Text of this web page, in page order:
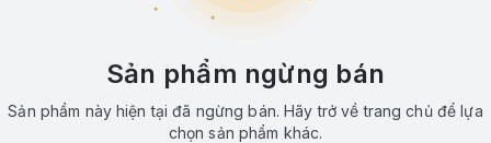
Sản phẩm ngừng bán
Sản phẩm này hiện tại đã ngừng bán. Hãy trở về trang chủ để lựa
chọn sản phẩm khác.